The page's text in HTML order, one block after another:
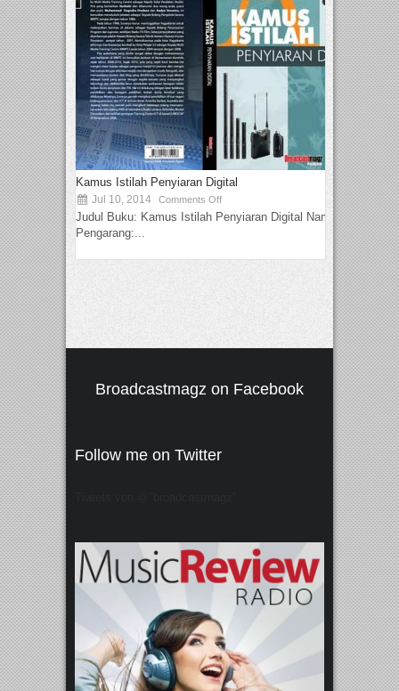
Kamus Istilah Penyiaran Digital
Jul 10, 2014 Comments Off
Judul Buku: Kamus Istilah Penyiaran Digital Nama
Pengarang:...
Broadcastmagz on Facebook
Follow me on Twitter